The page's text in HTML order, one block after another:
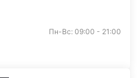
Пн-Вс: 09:00 - 21:00